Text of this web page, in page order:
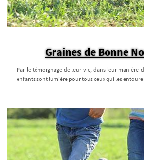
Graines de Bonne
Par le témoignage de leur vie, dans leur manière
enfants sont lumière pour tous ceux qui les